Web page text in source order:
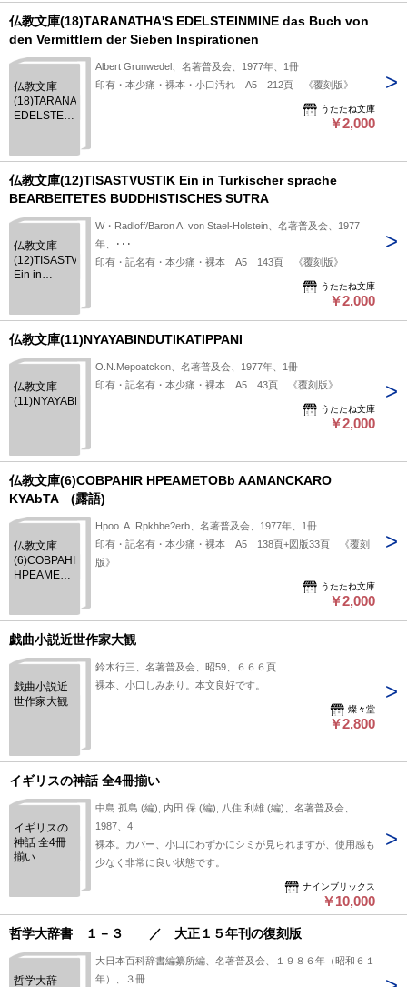
仏教文庫(18)TARANATHA'S EDELSTEINMINE das Buch von
den Vermittlern der Sieben Inspirationen
仏教文庫
(18)TARANATHA'S
EDELSTEINMINE
Vermittlern
der Sieben
Inspirationen
Albert Grunwedel、名著普及会、1977年、1冊
印有・本少痛・裸本・小口汚れ A5 212頁 《覆刻版》
うたたね文庫
￥2,000
仏教文庫(12)TISASTVUSTIK Ein in Turkischer sprache
BEARBEITETES BUDDHISTISCHES SUTRA
仏教文庫
(12)TISASTVUSTIK
Ein in
BEARBEITETES
BUDDHISTISCHES
SUTRA
W・Radloff/Baron A. von Stael-Holstein、名著普及会、1977
年、･･･
印有・記名有・本少痛・裸本 A5 143頁 《覆刻版》
うたたね文庫
￥2,000
仏教文庫(11)NYAYABINDUTIKATIPPANI
仏教文庫
(11)NYAYABINDUTIKATIPPANI
O.N.Mepoatckon、名著普及会、1977年、1冊
印有・記名有・本少痛・裸本 A5 43頁 《覆刻版》
うたたね文庫
￥2,000
仏教文庫(6)COBPAHIR HPEAMETOBb AAMANCKARO
KYAbTA (露語)
仏教文庫
(6)COBPAHIR
HPEAMETOBb
(露語)
Hpoo. A. Rpkhbe?erb、名著普及会、1977年、1冊
印有・記名有・本少痛・裸本 A5 138頁+図版33頁 《覆刻
版》
うたたね文庫
￥2,000
戯曲小説近世作家大観
戯曲小説近
世作家大観
鈴木行三、名著普及会、昭59、６６６頁
裸本、小口しみあり。本文良好です。
燦々堂
￥2,800
イギリスの神話 全4冊揃い
イギリスの
神話 全4冊
揃い
中島 孤島 (編), 内田 保 (編), 八住 利雄 (編)、名著普及会、
1987、4
裸本。カバー、小口にわずかにシミが見られますが、使用感も
少なく非常に良い状態です。
ナインブリックス
￥10,000
哲学大辞書 １－３ ／ 大正１５年刊の復刻版
哲学大辞
大日本百科辞書編纂所編、名著普及会、１９８６年（昭和６１
年）、３冊